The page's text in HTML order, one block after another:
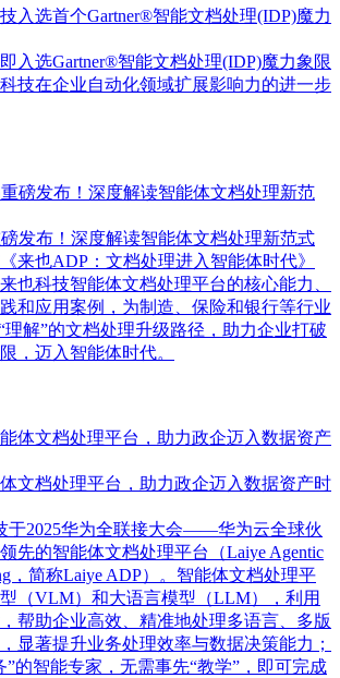
入选首个Gartner®智能文档处理(IDP)魔力
入选Gartner®智能文档处理(IDP)魔力象限
技在企业自动化领域扩展影响力的进一步
发布！深度解读智能体文档处理新范式
来也ADP：文档处理进入智能体时代》
也科技智能体文档处理平台的核心能力、
和应用案例，为制造、保险和银行等行业
理解”的文档处理升级路径，助力企业打破
，迈入智能体时代。
文档处理平台，助力政企迈入数据资产时
于2025华为全联接大会——华为云全球伙
先的智能体文档处理平台（Laiye Agentic
，简称Laiye ADP）。智能体文档处理平
（VLM）和大语言模型（LLM），利用
帮助企业高效、精准地处理多语言、多版
显著提升业务处理效率与数据决策能力；
”的智能专家，无需事先“教学”，即可完成